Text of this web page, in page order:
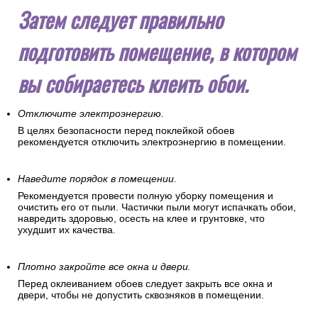
Затем следует правильно
подготовить помещение, в котором
вы собираетесь клеить обои.
Отключите электроэнергию.
В целях безопасности перед поклейкой обоев
рекомендуется отключить электроэнергию в помещении.
Наведите порядок в помещении.
Рекомендуется провести полную уборку помещения и
очистить его от пыли. Частички пыли могут испачкать обои,
навредить здоровью, осесть на клее и грунтовке, что
ухудшит их качества.
Плотно закройте все окна и двери.
Перед оклеиванием обоев следует закрыть все окна и
двери, чтобы не допустить сквозняков в помещении.